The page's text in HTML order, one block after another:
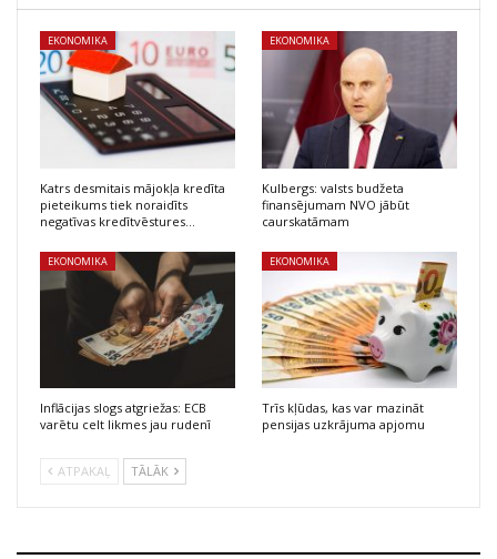
EKONOMIKA
Katrs desmitais mājokļa kredīta
pieteikums tiek noraidīts
negatīvas kredītvēstures…
EKONOMIKA
Kulbergs: valsts budžeta
finansējumam NVO jābūt
caurskatāmam
EKONOMIKA
Inflācijas slogs atgriežas: ECB
varētu celt likmes jau rudenī
EKONOMIKA
Trīs kļūdas, kas var mazināt
pensijas uzkrājuma apjomu
ATPAKAĻ TĀLĀK